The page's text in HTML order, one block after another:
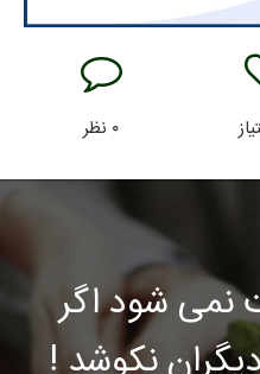
۰ نظر
شود اگر